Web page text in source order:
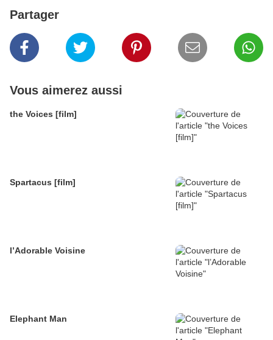
Partager
Vous aimerez aussi
the Voices [film]
Spartacus [film]
l’Adorable Voisine
Elephant Man